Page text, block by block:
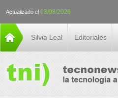
Actualizado el 03/08/2026
Silvia Leal Editoriales